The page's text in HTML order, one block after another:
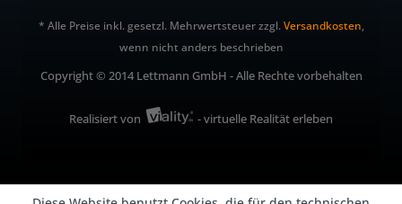
* Alle Preise inkl. gesetzl. Mehrwertsteuer zzgl.Versandkosten,
wenn nicht anders beschrieben
Copyright © 2014 Lettmann GmbH - Alle Rechte vorbehalten
Realisiert von - virtuelle Realität erleben